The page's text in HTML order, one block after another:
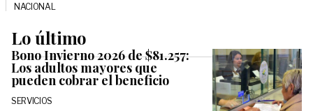
NACIONAL
Lo último
Bono Invierno 2026 de $81.257:
Los adultos mayores que
pueden cobrar el beneficio
SERVICIOS